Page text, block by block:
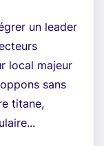
un leader
local majeur
sans
titane,